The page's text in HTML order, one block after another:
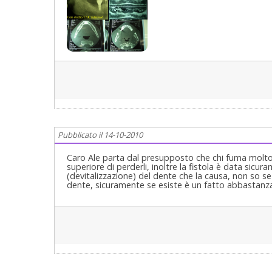
un dente naturale ha una parodontite (piorrea),
buon Parodontologo ed
Riabilitazione Orale Completa in Casi Clinici
Cagliari
Pubblicato il 14-10-2010
Caro Ale parta dal presupposto che chi fuma
superiore di perderli, inoltre la fistola è data
(devitalizzazione) del dente che la causa, non so
dente, sicuramente se esiste è un fatto